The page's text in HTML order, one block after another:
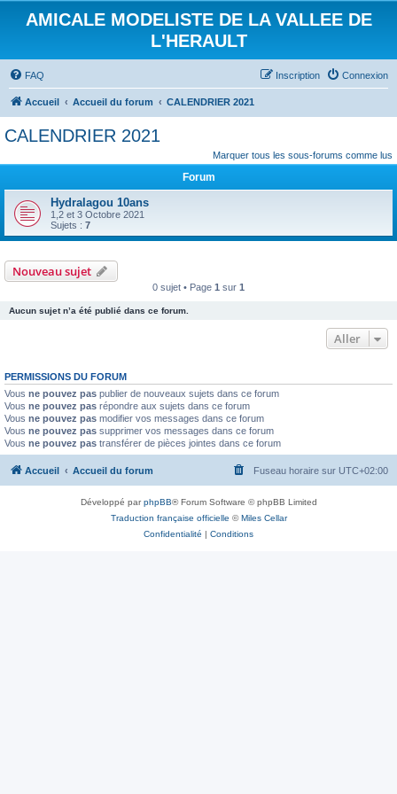
AMICALE MODELISTE DE LA VALLEE DE
L'HERAULT
FAQ Connexion
Inscription
Accueil Accueil du forum CALENDRIER 2021
CALENDRIER 2021
Marquer tous les sous-forums comme lus
Forum
Hydralagou 10ans
1,2 et 3 Octobre 2021
Sujets : 7
Nouveau sujet
0 sujet • Page 1 sur 1
Aucun sujet n’a été publié dans ce forum.
Aller
PERMISSIONS DU FORUM
Vous ne pouvez pas publier de nouveaux sujets dans ce forum
Vous ne pouvez pas répondre aux sujets dans ce forum
Vous ne pouvez pas modifier vos messages dans ce forum
Vous ne pouvez pas supprimer vos messages dans ce forum
Vous ne pouvez pas transférer de pièces jointes dans ce forum
Accueil Accueil du forum Fuseau horaire sur UTC+02:00
Développé parphpBB® Forum Software © phpBB Limited
Traduction française officielle ©Miles Cellar
Confidentialité | Conditions